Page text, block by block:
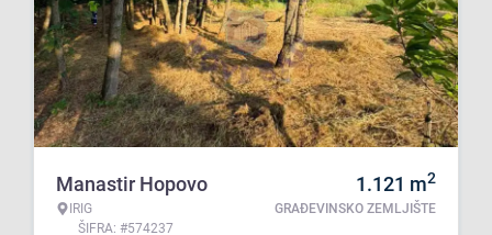
Manastir Hopovo
IRIG
ŠIFRA: #574237
1.121 m2
GRAĐEVINSKO ZEMLJIŠTE